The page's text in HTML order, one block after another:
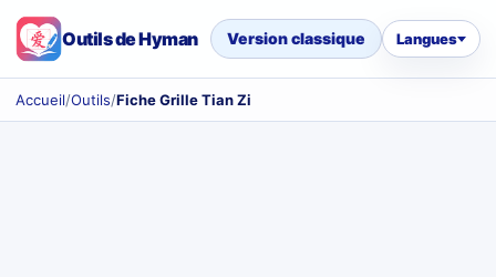
Outils de Hyman Version classique Langues
Accueil/Outils/Fiche Grille Tian Zi